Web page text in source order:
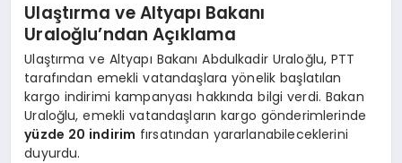
Ulaştırma ve Altyapı Bakanı
Uraloğlu’ndan Açıklama
Ulaştırma ve Altyapı Bakanı Abdulkadir Uraloğlu, PTT
tarafından emekli vatandaşlara yönelik başlatılan
kargo indirimi kampanyası hakkında bilgi verdi. Bakan
Uraloğlu, emekli vatandaşların kargo gönderimlerinde
yüzde 20 indirim fırsatından yararlanabileceklerini
duyurdu.